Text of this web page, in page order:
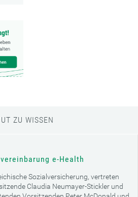
ZU WISSEN
e-Health
Sozialversicherung, vertreten
Claudia Neumayer-Stickler und